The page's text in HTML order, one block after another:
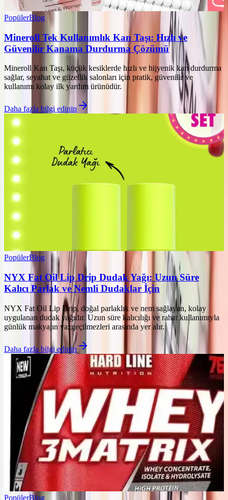
PopülerBlog
Mineroll Tek Kullanımlık Kan Taşı: Hızlı ve
Güvenilir Kanama Durdurma Çözümü
Mineroll Kan Taşı, küçük kesiklerde hızlı ve hijyenik kan durdurma
sağlar, seyahat ve güzellik salonları için pratik, güvenilir ve
kullanımı kolay ilk yardım ürünüdür.
Daha fazla bilgi edinin
PopülerBlog
NYX Fat Oil Lip Drip Dudak Yağı: Uzun Süre
Kalıcı Parlak ve Nemli Dudaklar İçin
NYX Fat Oil Lip Drip, doğal parlaklık ve nem sağlayan, kolay
uygulanan dudak yağıdır. Uzun süre kalıcılığı ve rahat kullanımıyla
günlük makyajın vazgeçilmezleri arasında yer alır.
Daha fazla bilgi edinin
PopülerBlog